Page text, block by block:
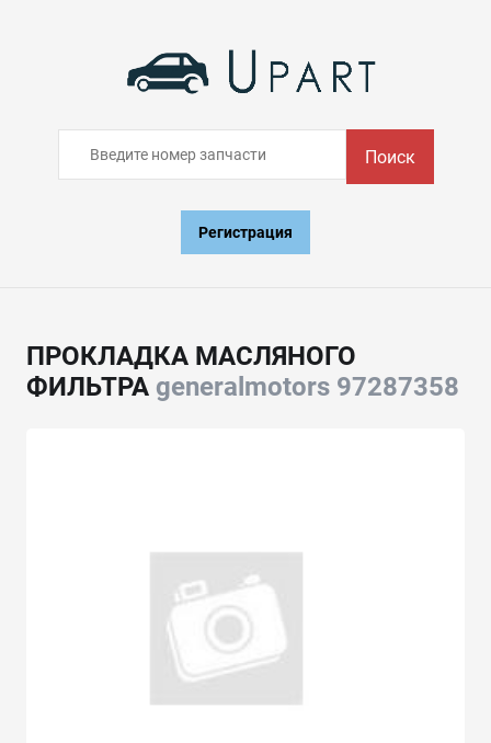
Поиск
Регистрация
ПРОКЛАДКА МАСЛЯНОГО
ФИЛЬТРА generalmotors 97287358